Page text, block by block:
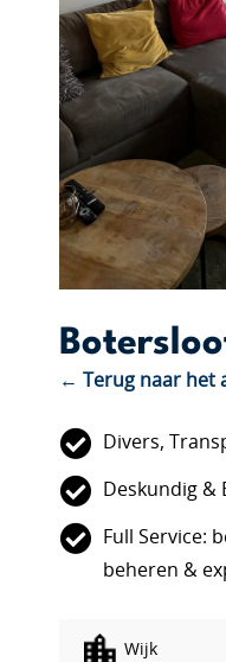
← Terug naar het
Divers,
Deskundig &
Full Service:
beheren &
Wijk